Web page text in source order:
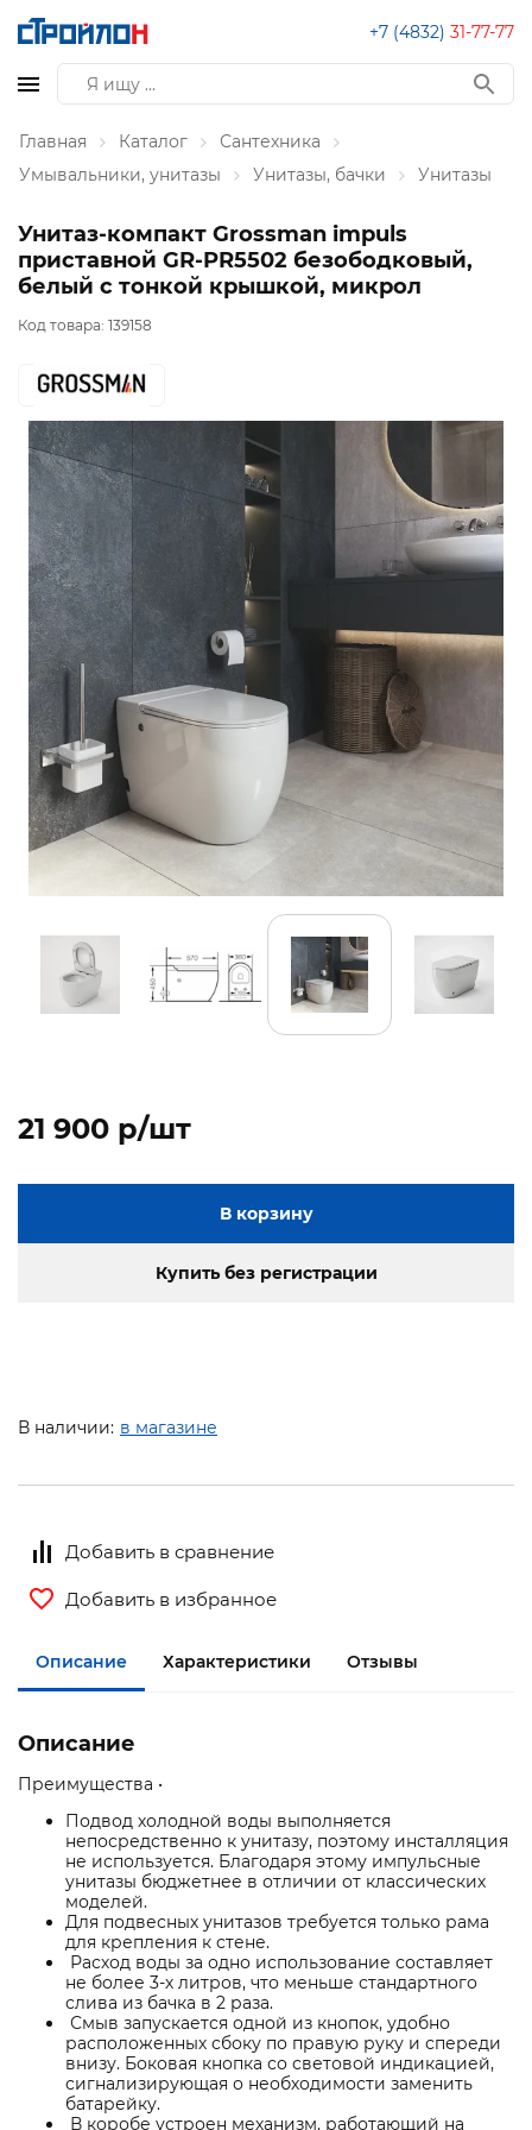
+7 (4832) 31-77-77
Главная Каталог
Сантехника
Умывальники, унитазы
Унитазы, бачки Унитазы
Унитаз-компакт Grossman impuls
приставной GR-PR5502 безободковый,
белый с тонкой крышкой, микрол
Код товара: 139158
21 900 p/шт
В корзину
Купить без регистрации
В наличии: в магазине
Добавить в сравнение
Добавить в избранное
Описание Характеристики Отзывы
Описание
Преимущества •
Подвод холодной воды выполняется
непосредственно к унитазу, поэтому инсталляция
не используется. Благодаря этому импульсные
унитазы бюджетнее в отличии от классических
моделей.
Для подвесных унитазов требуется только рама
для крепления к стене.
Расход воды за одно использование составляет
не более 3-х литров, что меньше стандартного
слива из бачка в 2 раза.
Смыв запускается одной из кнопок, удобно
расположенных сбоку по правую руку и спереди
внизу. Боковая кнопка со световой индикацией,
сигнализирующая о необходимости заменить
батарейку.
В коробе устроен механизм, работающий на